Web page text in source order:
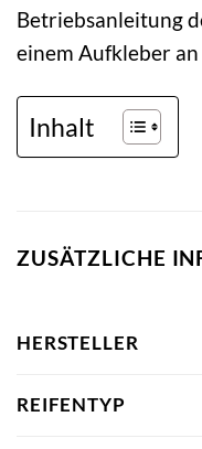
Betriebsanleitung
einem Aufkleber an
Inhalt
ZUSÄTZLICHE
HERSTELLER
REIFENTYP